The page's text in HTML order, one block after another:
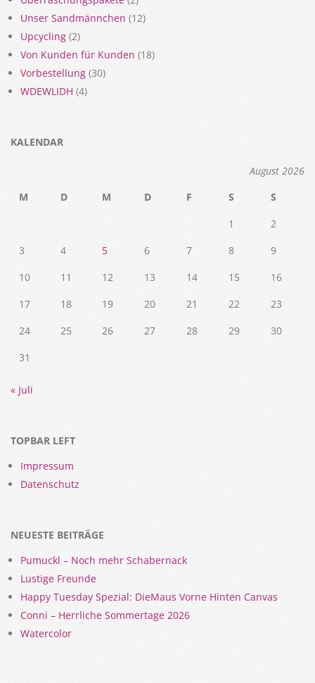
Unser Sandmännchen (12)
Upcycling (2)
Von Kunden für Kunden (18)
Vorbestellung (30)
WDEWLIDH (4)
KALENDAR
August 2026
M
D M D F S
S
1
2
3
4 5 6 7 8
9
10
11 12 13 14 15
16
17
18 19 20 21 22
23
24
25 26 27 28 29
30
31
« Juli
TOPBAR LEFT
Impressum
Datenschutz
NEUESTE BEITRÄGE
Pumuckl – Noch mehr Schabernack
Lustige Freunde
Happy Tuesday Spezial: DieMaus Vorne Hinten Canvas
Conni – Herrliche Sommertage 2026
Watercolor